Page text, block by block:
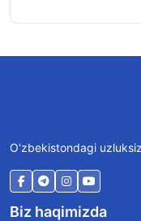
O‘zbekistondagi
Biz haqimizda